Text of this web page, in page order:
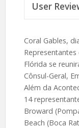
User
Coral Gables,
Flórida se
Cônsul-Geral,
Além da
14
Broward
Beach (Boca